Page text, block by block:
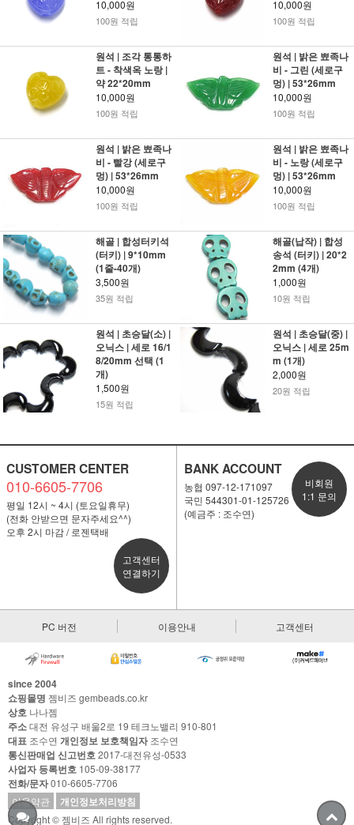
10,000원
100원 적립
10,000원
100원 적립
원석 | 조각 통통하
트 - 착색옥 노랑 |
약 22*20mm
10,000원
100원 적립
원석 | 밝은 뾰족나
비 - 그린 (세로구
멍) | 53*26mm
10,000원
100원 적립
원석 | 밝은 뾰족나
비 - 빨강 (세로구
멍) | 53*26mm
10,000원
100원 적립
원석 | 밝은 뾰족나
비 - 노랑 (세로구
멍) | 53*26mm
10,000원
100원 적립
해골 | 합성터키석
(터키) | 9*10mm
(1줄-40개)
3,500원
35원 적립
해골(납작) | 합성
송석 (터키) | 20*2
2mm (4개)
1,000원
10원 적립
원석 | 초승달(소) |
오닉스 | 세로 16/1
8/20mm 선택 (1
개)
1,500원
15원 적립
원석 | 초승달(중) |
오닉스 | 세로 25m
m (1개)
2,000원
20원 적립
CUSTOMER CENTER
010-6605-7706
평일 12시 ~ 4시 (토요일휴무)
(전화 안받으면 문자주세요^^)
오후 2시 마감 / 로젠택배
고객센터
연결하기
BANK ACCOUNT
농협 097-12-171097
국민 544301-01-125726
(예금주 : 조수연)
비회원
1:1 문의
PC 버전 이용안내 고객센터
since 2004
쇼핑몰명 젬비즈 gembeads.co.kr
상호 나나젬
주소대전 유성구 배울2로 19 테크노밸리 910-801
대표 조수연 개인정보 보호책임자조수연
통신판매업 신고번호2017-대전유성-0533
사업자 등록번호 105-09-38177
전화/문자010-6605-7706
이용약관
개인정보처리방침
Copyright © 젬비즈 All rights reserved.